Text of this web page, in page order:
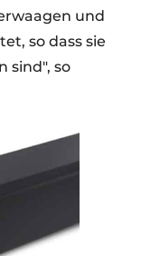
und
so dass sie
sind", so